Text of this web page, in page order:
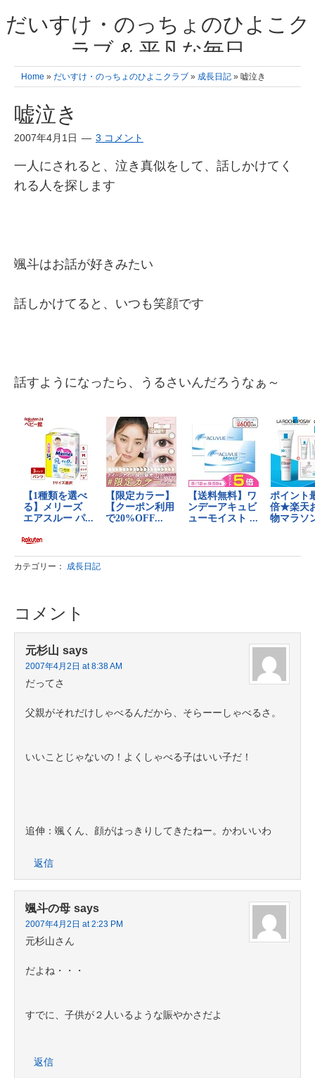
だいすけ・のっちょのひよこク
ラブ & 平凡な毎日
我が家の3人のひよこ成長日記と雑記 何十年後かに、大きくなったひよ
こ達とこの成長記を読み返すことを夢見て。& 3児ママの平凡日記 日々
Home » だいすけ・のっちょのひよこクラブ » 成長日記 » 嘘泣き
嘘泣き
2007年4月1日 3 コメント
一人にされると、泣き真似をして、話しかけてく
れる人を探します
颯斗はお話が好きみたい
話しかけてると、いつも笑顔です
話すようになったら、うるさいんだろうなぁ～
カテゴリー： 成長日記
コメント
元杉山 says
2007年4月2日 at 8:38 AM
だってさ
父親がそれだけしゃべるんだから、そらーーしゃべるさ。
いいことじゃないの！よくしゃべる子はいい子だ！
追伸：颯くん、顔がはっきりしてきたねー。かわいいわ
返信
颯斗の母 says
2007年4月2日 at 2:23 PM
元杉山さん
だよね・・・
すでに、子供が２人いるような賑やかさだよ
返信